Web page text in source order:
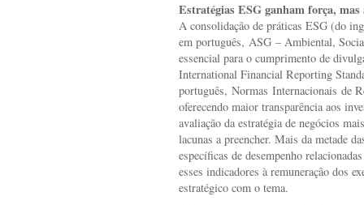
Estratégias ESG ganham força,
A consolidação de práticas ESG (do
em português, ASG – Ambiental,
essencial para o cumprimento de
International Financial Reporting
português, Normas Internacionais de
oferecendo maior transparência aos
avaliação da estratégia de negócios
lacunas a preencher. Mais da metade
específicas de desempenho
esses indicadores à remuneração dos
estratégico com o tema.